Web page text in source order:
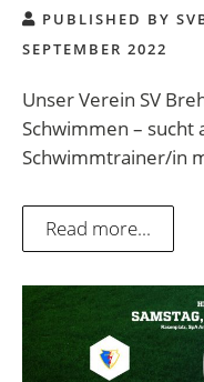
PUBLISHED BY
SEPTEMBER 2022
Unser Verein SV
Schwimmen – sucht
Schwimmtrainer/in
Read more...